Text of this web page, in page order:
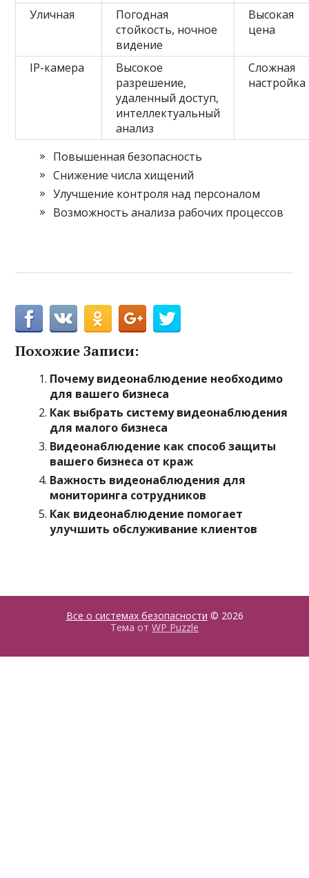
Уличная
Погодная
стойкость, ночное
видение
Высокая
цена
IP-камера
Высокое
разрешение,
удаленный доступ,
интеллектуальный
анализ
Сложная
настройка
Повышенная безопасность
Снижение числа хищений
Улучшение контроля над персоналом
Возможность анализа рабочих процессов
Похожие Записи:
Почему видеонаблюдение необходимо
для вашего бизнеса
Как выбрать систему видеонаблюдения
для малого бизнеса
Видеонаблюдение как способ защиты
вашего бизнеса от краж
Важность видеонаблюдения для
мониторинга сотрудников
Как видеонаблюдение помогает
улучшить обслуживание клиентов
Все о системах безопасности © 2026
Тема от WP Puzzle